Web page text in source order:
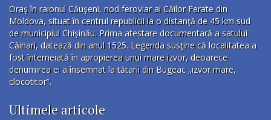
Oraş în raionul Căuşeni, nod feroviar ai Căilor Ferate din
Moldova, situat în centrul republicii la o distanţă de 45 km sud
de municipiul Chișinău. Prima atestare documentară a satului
Căinari, datează din anul 1525. Legenda susţine că localitatea a
fost întemeiată în apropierea unui mare izvor, deoarece
denumirea ei a însemnat la tătarii din Bugeac „izvor mare,
clocotitor”.
Ultimele articole